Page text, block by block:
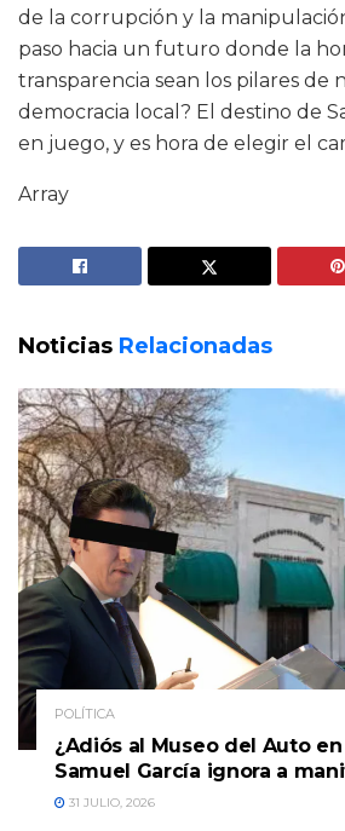
de la corrupción y la
paso hacia un futuro donde la
transparencia sean los pilares de
democracia local? El destino de
en juego, y es hora de elegir el
Array
Noticias Relacionadas
POLÍTICA
¿Adiós al Museo del Auto
Samuel García ignora a
31 JULIO, 2026